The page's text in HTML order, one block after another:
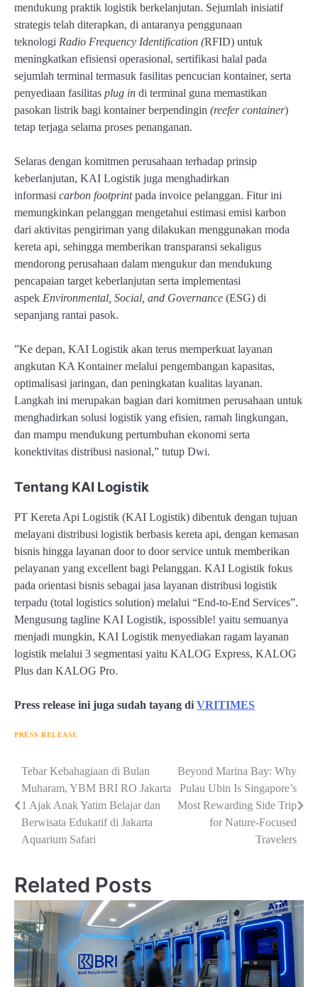
mendukung praktik logistik berkelanjutan. Sejumlah inisiatif
strategis telah diterapkan, di antaranya penggunaan
teknologi Radio Frequency Identification (RFID) untuk
meningkatkan efisiensi operasional, sertifikasi halal pada
sejumlah terminal termasuk fasilitas pencucian kontainer, serta
penyediaan fasilitas plug in di terminal guna memastikan
pasokan listrik bagi kontainer berpendingin (reefer container)
tetap terjaga selama proses penanganan.
Selaras dengan komitmen perusahaan terhadap prinsip
keberlanjutan, KAI Logistik juga menghadirkan
informasi carbon footprintpada invoice pelanggan. Fitur ini
memungkinkan pelanggan mengetahui estimasi emisi karbon
dari aktivitas pengiriman yang dilakukan menggunakan moda
kereta api, sehingga memberikan transparansi sekaligus
mendorong perusahaan dalam mengukur dan mendukung
pencapaian target keberlanjutan serta implementasi
aspek Environmental, Social, and Governance (ESG) di
sepanjang rantai pasok.
”Ke depan, KAI Logistik akan terus memperkuat layanan
angkutan KA Kontainer melalui pengembangan kapasitas,
optimalisasi jaringan, dan peningkatan kualitas layanan.
Langkah ini merupakan bagian dari komitmen perusahaan untuk
menghadirkan solusi logistik yang efisien, ramah lingkungan,
dan mampu mendukung pertumbuhan ekonomi serta
konektivitas distribusi nasional,” tutup Dwi.
Tentang KAI Logistik
PT Kereta Api Logistik (KAI Logistik) dibentuk dengan tujuan
melayani distribusi logistik berbasis kereta api, dengan kemasan
bisnis hingga layanan door to door service untuk memberikan
pelayanan yang excellent bagi Pelanggan. KAI Logistik fokus
pada orientasi bisnis sebagai jasa layanan distribusi logistik
terpadu (total logistics solution) melalui “End-to-End Services”.
Mengusung tagline KAI Logistik, ispossible! yaitu semuanya
menjadi mungkin, KAI Logistik menyediakan ragam layanan
logistik melalui 3 segmentasi yaitu KALOG Express, KALOG
Plus dan KALOG Pro.
Press release ini juga sudah tayang di VRITIMES
PRESS RELEASE
Navigasi
pos
Tebar Kebahagiaan di Bulan
Muharam, YBM BRI RO Jakarta
1 Ajak Anak Yatim Belajar dan
Berwisata Edukatif di Jakarta
Aquarium Safari
Beyond Marina Bay: Why
Pulau Ubin Is Singapore’s
Most Rewarding Side Trip
for Nature-Focused
Travelers
Related Posts